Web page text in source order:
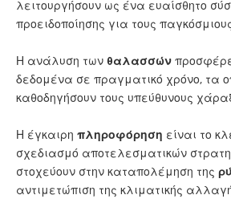
λειτουργήσουν ως ένα ευαίσθητο
προειδοποίησης για τους
Η ανάλυση των θαλασσών
δεδομένα σε πραγματικό χρόνο, τα
καθοδηγήσουν τους υπεύθυνους
Η έγκαιρη πληροφόρηση είναι το
σχεδιασμό αποτελεσματικών
στοχεύουν στην καταπολέμηση της
αντιμετώπιση της κλιματικής